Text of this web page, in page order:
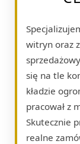
witryn oraz
się na tle
kładzie
pracował z
Skutecznie
realne